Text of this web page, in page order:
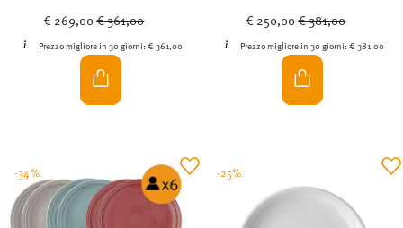
€ 269,00Price reduced from
€ 361,00
Prezzo migliore in 30 giorni: € 361,00
€ 250,00Price reduced from
€ 381,00
Prezzo migliore in 30 giorni:€ 381,00
-34% -25%